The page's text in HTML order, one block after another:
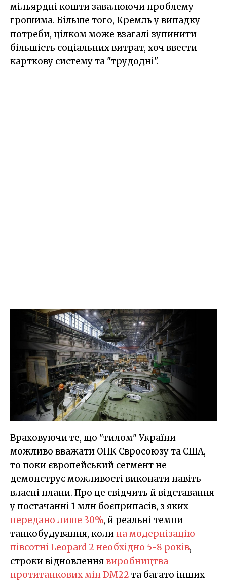
мільярдні кошти завалюючи проблему
грошима. Більше того, Кремль у випадку
потреби, цілком може взагалі зупинити
більшість соціальних витрат, хоч ввести
карткову систему та "трудодні".
Враховуючи те, що "тилом" України
можливо вважати ОПК Євросоюзу та США,
то поки європейський сегмент не
демонструє можливості виконати навіть
власні плани. Про це свідчить й відставання
у постачанні 1 млн боєприпасів, з яких
передано лише 30%, й реальні темпи
танкобудування, колина модернізацію
півсотні Leopard 2 необхідно 5-8 років,
строки відновленнявиробництва
протитанкових мін DM22 та багато інших